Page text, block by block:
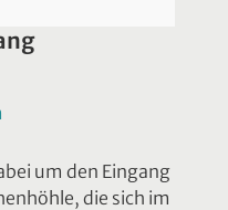
um den Eingang
die sich im